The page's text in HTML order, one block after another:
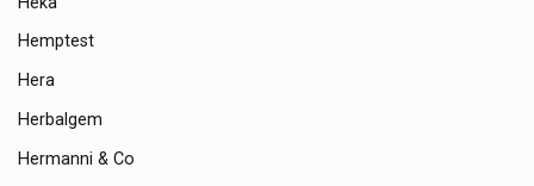
Hemptest
Hera
Herbalgem
Hermanni & Co